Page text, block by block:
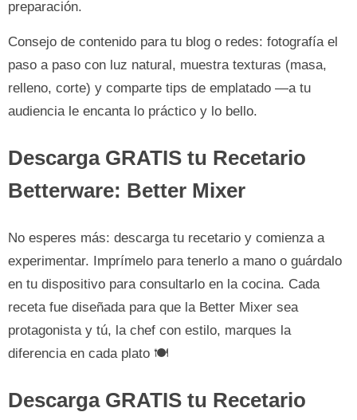
preparación.
Consejo de contenido para tu blog o redes: fotografía el
paso a paso con luz natural, muestra texturas (masa,
relleno, corte) y comparte tips de emplatado —a tu
audiencia le encanta lo práctico y lo bello.
Descarga GRATIS tu Recetario
Betterware: Better Mixer
No esperes más: descarga tu recetario y comienza a
experimentar. Imprímelo para tenerlo a mano o guárdalo
en tu dispositivo para consultarlo en la cocina. Cada
receta fue diseñada para que la Better Mixer sea
protagonista y tú, la chef con estilo, marques la
diferencia en cada plato 🍽️
Descarga GRATIS tu Recetario